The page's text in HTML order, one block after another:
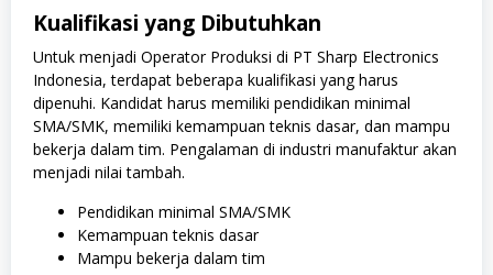
Kualifikasi yang Dibutuhkan
Untuk menjadi Operator Produksi di PT Sharp Electronics
Indonesia, terdapat beberapa kualifikasi yang harus
dipenuhi. Kandidat harus memiliki pendidikan minimal
SMA/SMK, memiliki kemampuan teknis dasar, dan mampu
bekerja dalam tim. Pengalaman di industri manufaktur akan
menjadi nilai tambah.
Pendidikan minimal SMA/SMK
Kemampuan teknis dasar
Mampu bekerja dalam tim